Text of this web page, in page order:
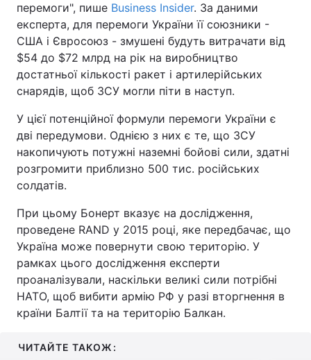
перемоги", пише Business Insider. За даними
експерта, для перемоги України її союзники -
США і Євросоюз - змушені будуть витрачати від
$54 до $72 млрд на рік на виробництво
достатньої кількості ракет і артилерійських
снарядів, щоб ЗСУ могли піти в наступ.
У цієї потенційної формули перемоги України є
дві передумови. Однією з них є те, що ЗСУ
накопичують потужні наземні бойові сили, здатні
розгромити приблизно 500 тис. російських
солдатів.
При цьому Бонерт вказує на дослідження,
проведене RAND у 2015 році, яке передбачає, що
Україна може повернути свою територію. У
рамках цього дослідження експерти
проаналізували, наскільки великі сили потрібні
НАТО, щоб вибити армію РФ у разі вторгнення в
країни Балтії та на територію Балкан.
ЧИТАЙТЕ ТАКОЖ: